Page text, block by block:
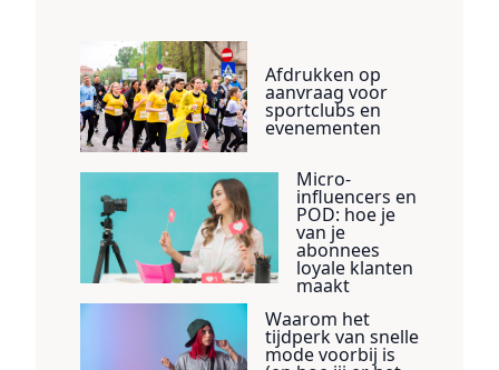
Afdrukken op
aanvraag voor
sportclubs en
evenementen
Micro-
influencers en
POD: hoe je
van je
abonnees
loyale klanten
maakt
Waarom het
tijdperk van snelle
mode voorbij is